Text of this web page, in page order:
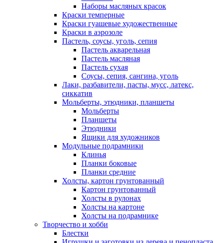
Наборы масляных красок
Краски темперные
Краски гуашевые художественные
Краски в аэрозоле
Пастель, соусы, уголь, сепия
Пастель акварельная
Пастель масляная
Пастель сухая
Соусы, сепия, сангина, уголь
Лаки, разбавители, пасты, мусс, латекс,
сиккатив
Мольберты, этюдники, планшеты
Мольберты
Планшеты
Этюдники
Ящики для художников
Модульные подрамники
Клинья
Планки боковые
Планки средние
Холсты, картон грунтованный
Картон грунтованный
Холсты в рулонах
Холсты на картоне
Холсты на подрамнике
Творчество и хобби
Блестки